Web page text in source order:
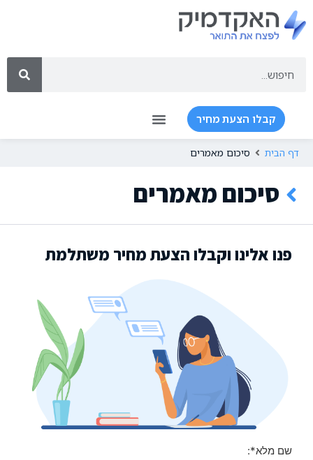
קבלו הצעת מחיר
דף הבית סיכום מאמרים
סיכום מאמרים
פנו אלינו וקבלו הצעת מחיר משתלמת
שם מלא*: